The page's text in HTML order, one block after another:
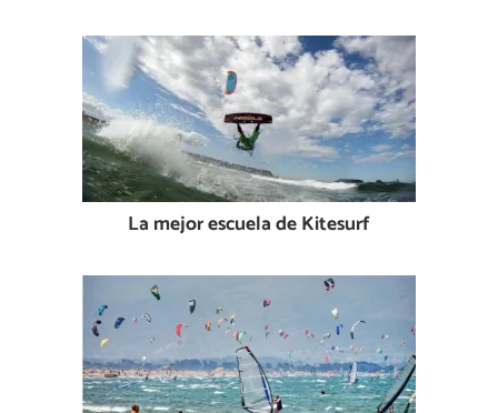
La mejor escuela de Kitesurf